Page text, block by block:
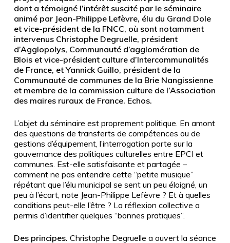
dont a témoigné l’intérêt suscité par le séminaire
animé par Jean-Philippe Lefèvre, élu du Grand Dole
et vice-président de la FNCC, où sont notamment
intervenus Christophe Degruelle, président
d’Agglopolys, Communauté d’agglomération de
Blois et vice-président culture d’Intercommunalités
de France, et Yannick Guillo, président de la
Communauté de communes de la Brie Nangissienne
et membre de la commission culture de l’Association
des maires ruraux de France. Echos.
L’objet du séminaire est proprement politique. En amont
des questions de transferts de compétences ou de
gestions d’équipement, l’interrogation porte sur la
gouvernance des politiques culturelles entre EPCI et
communes. Est-elle satisfaisante et partagée –
comment ne pas entendre cette “petite musique”
répétant que l’élu municipal se sent un peu éloigné, un
peu à l’écart, note Jean-Philippe Lefèvre ? Et à quelles
conditions peut-elle l’être ? La réflexion collective a
permis d’identifier quelques “bonnes pratiques”.
Des principes. Christophe Degruelle a ouvert la séance